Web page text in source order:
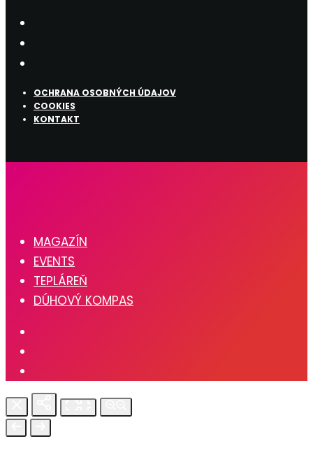
OCHRANA OSOBNÝCH ÚDAJOV
COOKIES
KONTAKT
MAGAZÍN
EVENTS
TEPLÁREŇ
DÚHOVÝ KOMPAS